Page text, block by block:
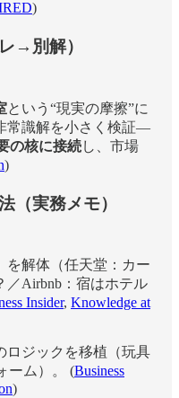
)
→別解）
という“現実の摩擦”に
常識解を小さく検証—
の核に接続し、市場
)
（実務メモ）
を解体（任天堂：カー
／Airbnb：宿はホテル
Insider, Knowledge at
ロジックを移植（玩具
ーム）。 (Business
)